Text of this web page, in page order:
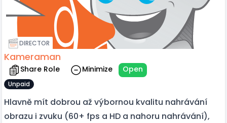
DIRECTOR
Kameraman
Share Role Minimize Open
Unpaid
Hlavně mít dobrou až výbornou kvalitu nahrávání
obrazu i zvuku (60+ fps a HD a nahoru nahrávání),